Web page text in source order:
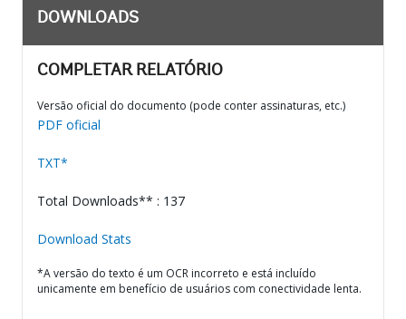
DOWNLOADS
COMPLETAR RELATÓRIO
Versão oficial do documento (pode conter assinaturas, etc.)
PDF oficial
TXT*
Total Downloads** : 137
Download Stats
*A versão do texto é um OCR incorreto e está incluído
unicamente em benefício de usuários com conectividade lenta.